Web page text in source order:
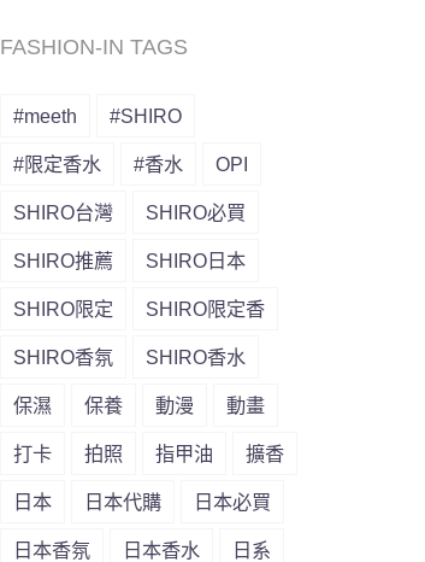
FASHION-IN TAGS
#meeth #SHIRO
#限定香水 #香水 OPI
SHIRO台灣 SHIRO必買
SHIRO推薦 SHIRO日本
SHIRO限定 SHIRO限定香
SHIRO香氛 SHIRO香水
保濕 保養 動漫 動畫
打卡 拍照 指甲油 擴香
日本 日本代購 日本必買
日本香氛 日本香水 日系